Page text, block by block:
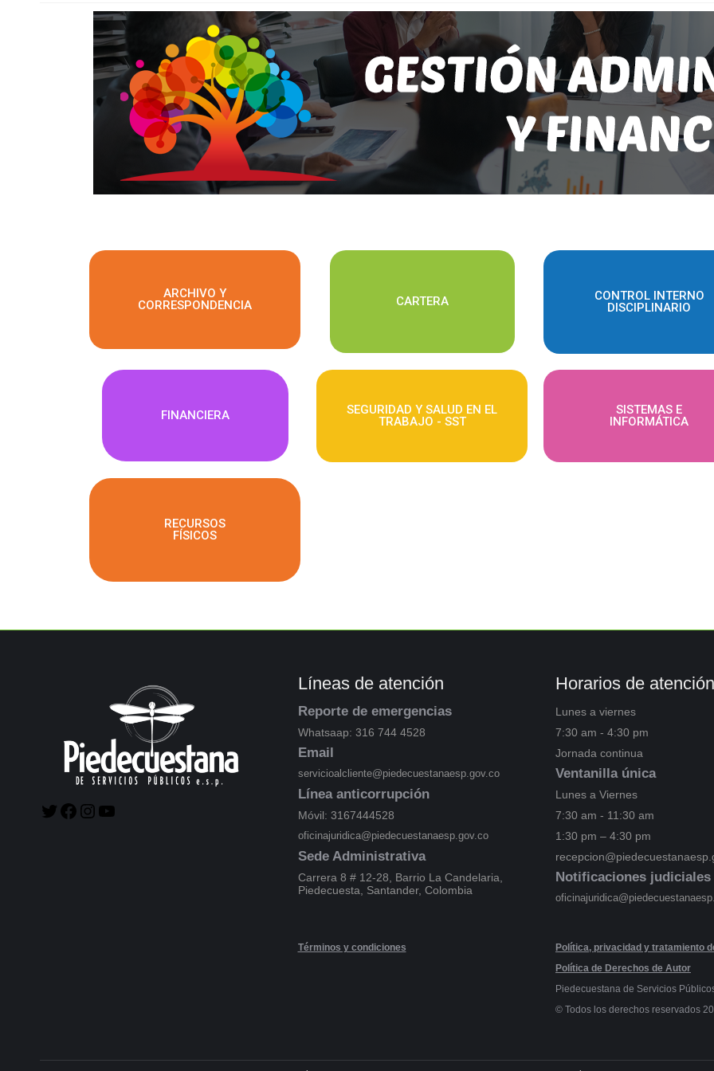
ARCHIVO Y
CORRESPONDENCIA
CARTERA
CONTROL INTERNO
DISCIPLINARIO
FINANCIERA
SEGURIDAD Y SALUD EN EL
TRABAJO - SST
SISTEMAS E
INFORMÁTICA
RECURSOS
FÍSICOS
Líneas de atención
Reporte de emergencias
Whatsaap: 316 744 4528
Email
servicioalcliente@piedecuestanaesp.gov.co
Línea anticorrupción
Móvil: 3167444528
oficinajuridica@piedecuestanaesp.gov.co
Sede Administrativa
Carrera 8 # 12-28, Barrio La Candelaria,
Piedecuesta, Santander, Colombia
Horarios de atención
Lunes a viernes
7:30 am - 4:30 pm
Jornada continua
Ventanilla única
Lunes a Viernes
7:30 am - 11:30 am
1:30 pm – 4:30 pm
Notificaciones judiciales
Términos y condiciones
Política, privacidad y tratamiento
Política de Derechos de Autor
Piedecuestana de Servicios
© Todos los derechos reservados